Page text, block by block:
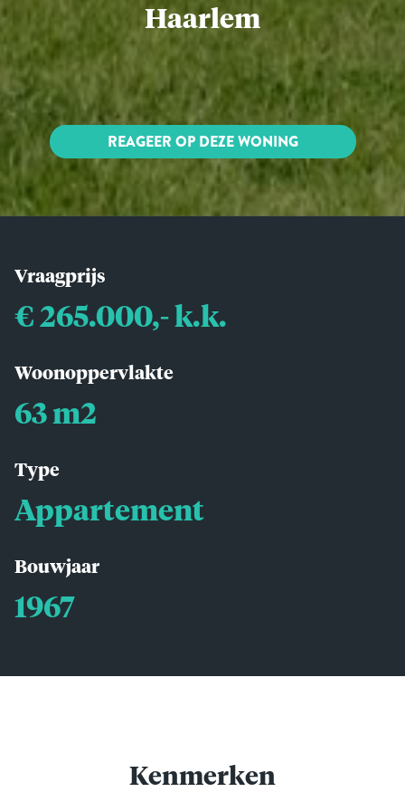
Haarlem
REAGEER OP DEZE WONING
Vraagprijs
€ 265.000,- k.k.
Woonoppervlakte
63 m2
Type
Appartement
Bouwjaar
1967
Kenmerken